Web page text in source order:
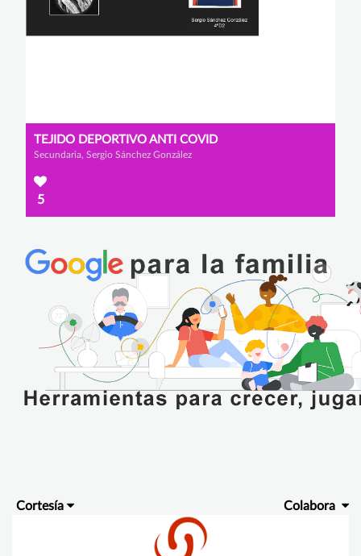
TEJIDO DEPORTIVO ANTI COVID
Secundaria, Sergio Sánchez González
5
Cortesía Colabora